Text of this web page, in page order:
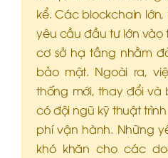
kể. Các blockchain
yêu cầu đầu tư lớn vào
cơ sở hạ tầng nhằm
bảo mật. Ngoài ra,
thống mới, thay đổi và
có đội ngũ kỹ thuật
phí vận hành. Những
khó khăn cho các